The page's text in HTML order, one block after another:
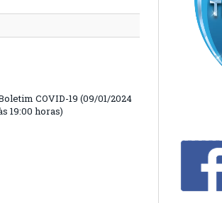
COVID-19 (09/01/2024
19:00 horas)